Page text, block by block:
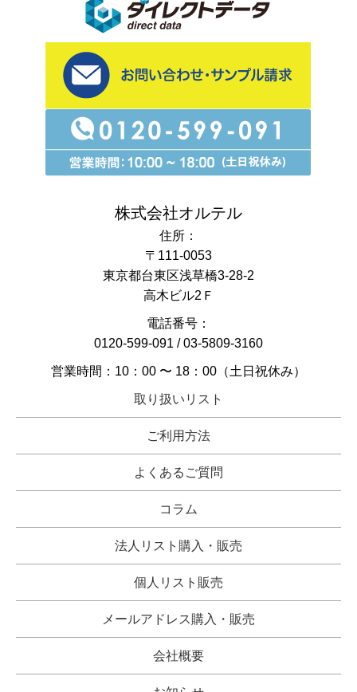
株式会社オルテル
住所：
〒111-0053
東京都台東区浅草橋3-28-2
高木ビル2Ｆ
電話番号：
0120-599-091 /03-5809-3160
営業時間：10：00 〜 18：00（土日祝休み）
取り扱いリスト
ご利用方法
よくあるご質問
コラム
法人リスト購入・販売
個人リスト販売
メールアドレス購入・販売
会社概要